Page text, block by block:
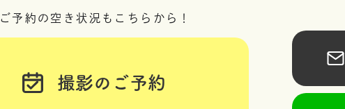
ご予約の空き状況もこちらから！
撮影のご予約